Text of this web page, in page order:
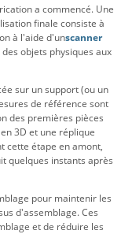
a commencé. Une
finale consiste à
à l'aide d'unscanner
objets physiques aux
sur un support (ou un
de référence sont
des premières pièces
3D et une réplique
cette étape en amont,
quelques instants après
pour maintenir les
d'assemblage. Ces
et de réduire les